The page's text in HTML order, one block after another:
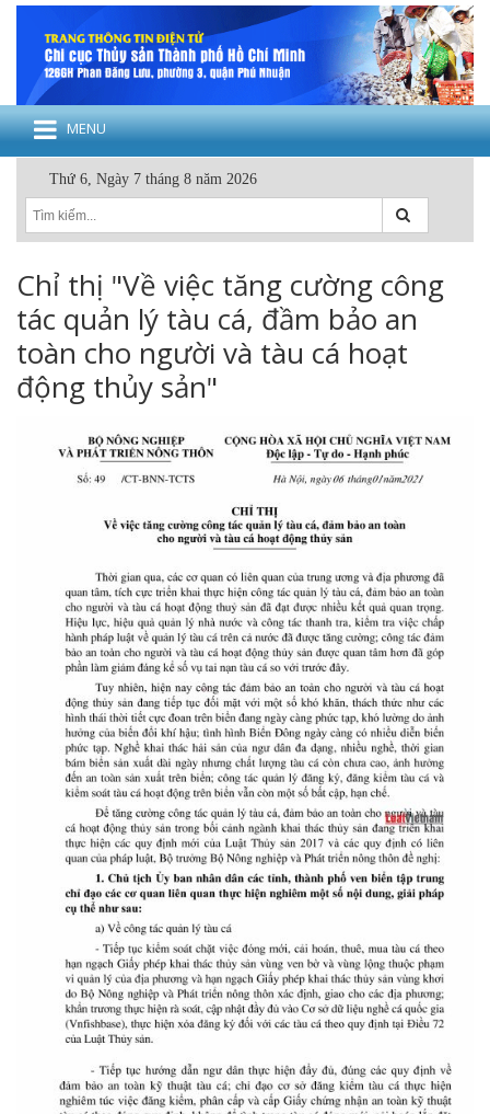
MENU
Thứ 6, Ngày 7 tháng 8 năm 2026
Chỉ thị "Về việc tăng cường công
tác quản lý tàu cá, đầm bảo an
toàn cho người và tàu cá hoạt
động thủy sản"